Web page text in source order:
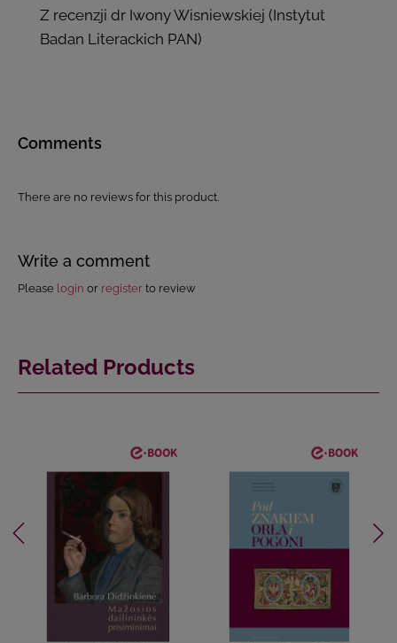
Z recenzji dr Iwony Wisniewskiej (Instytut
Badan Literackich PAN)
Comments
There are no reviews for this product.
Write a comment
Please login or register to review
Related Products